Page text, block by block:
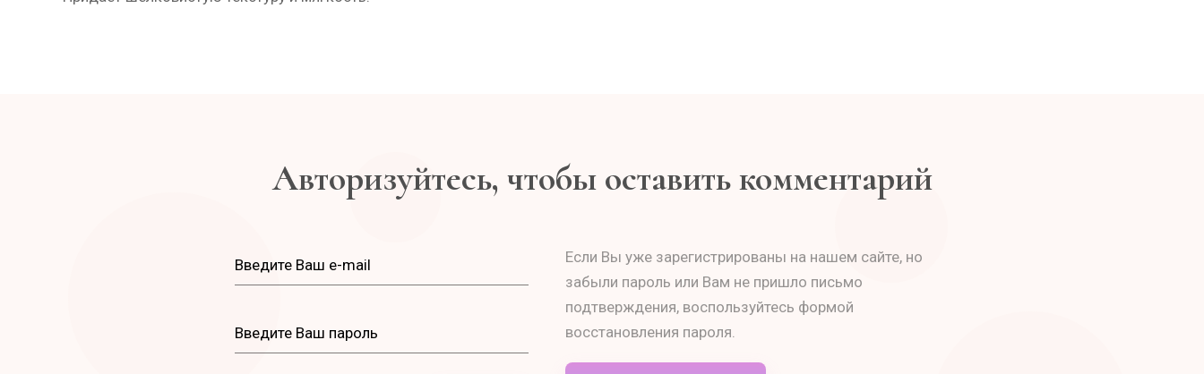
Авторизуйтесь, чтобы оставить комментарий
Если Вы уже зарегистрированы на нашем сайте, но
забыли пароль или Вам не пришло письмо
подтверждения, воспользуйтесь формой
восстановления пароля.